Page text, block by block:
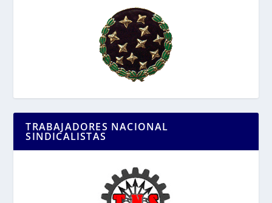
TRABAJADORES NACIONAL
SINDICALISTAS